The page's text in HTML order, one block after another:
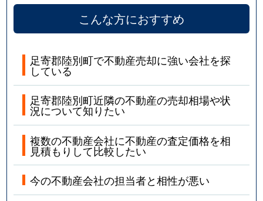
こんな方におすすめ
足寄郡陸別町で不動産売却に強い会社を探
している
足寄郡陸別町近隣の不動産の売却相場や状
況について知りたい
複数の不動産会社に不動産の査定価格を相
見積もりして比較したい
今の不動産会社の担当者と相性が悪い